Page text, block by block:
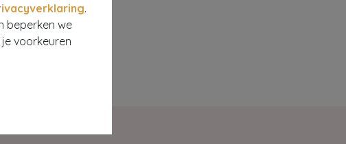
.
beperken we
voorkeuren